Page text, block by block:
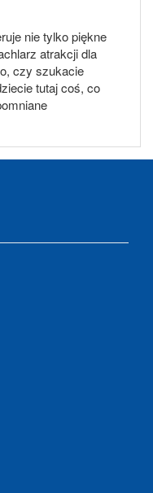
nie tylko piękne
atrakcji dla
czy szukacie
tutaj coś, co